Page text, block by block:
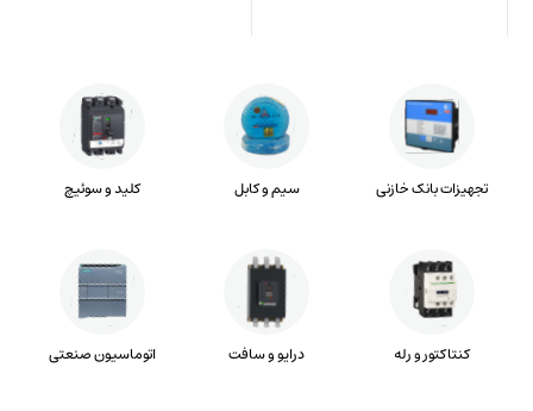
تجهیزات بانک خازنی سیم و کابل کلید و سوئیچ
کنتاکتور و رله درایو و سافت اتوماسیون صنعتی